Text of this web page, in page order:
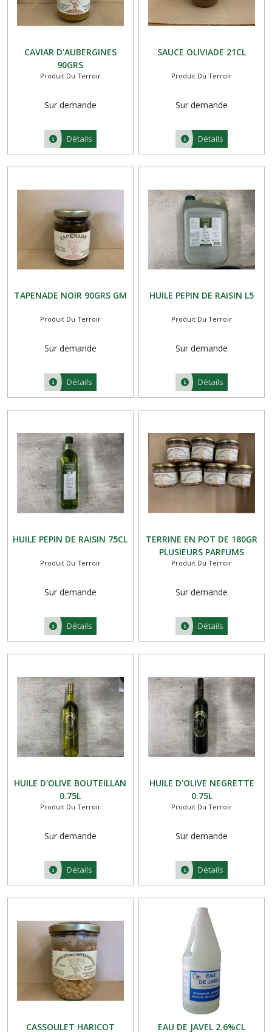
CAVIAR D'AUBERGINES
90GRS
Produit Du Terroir
Sur demande
Détails
SAUCE OLIVIADE 21CL
Produit Du Terroir
Sur demande
Détails
TAPENADE NOIR 90GRS GM
Produit Du Terroir
Sur demande
Détails
HUILE PEPIN DE RAISIN L5
Produit Du Terroir
Sur demande
Détails
HUILE PEPIN DE RAISIN 75CL
Produit Du Terroir
Sur demande
Détails
TERRINE EN POT DE 180GR
PLUSIEURS PARFUMS
Produit Du Terroir
Sur demande
Détails
HUILE D'OLIVE BOUTEILLAN
0.75L
Produit Du Terroir
Sur demande
Détails
HUILE D'OLIVE NEGRETTE
0.75L
Produit Du Terroir
Sur demande
Détails
CASSOULET HARICOT
EAU DE JAVEL 2.6%CL